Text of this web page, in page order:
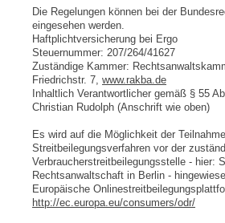
Die Regelungen können bei der
eingesehen werden.
Haftplichtversicherung bei Ergo
Steuernummer: 207/264/41627
Zuständige Kammer:
Friedrichstr. 7,www.rakba.de
Inhaltlich Verantwortlicher gemäß § 55
Christian Rudolph (Anschrift wie oben)
Es wird auf die Möglichkeit der
Streitbeilegungsverfahren vor der
Verbraucherstreitbeilegungsstelle - hier:
Rechtsanwaltschaft in Berlin -
Europäische
http://ec.europa.eu/consumers/odr/